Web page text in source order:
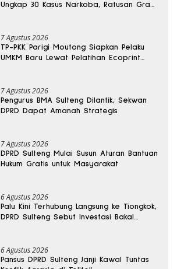
Ungkap 30 Kasus Narkoba, Ratusan Gram
7 Agustus 2026
TP-PKK Parigi Moutong Siapkan Pelaku
UMKM Baru Lewat Pelatihan Ecoprint
7 Agustus 2026
Pengurus BMA Sulteng Dilantik, Sekwan
DPRD Dapat Amanah Strategis
7 Agustus 2026
DPRD Sulteng Mulai Susun Aturan Bantuan
Hukum Gratis untuk Masyarakat
6 Agustus 2026
Palu Kini Terhubung Langsung ke Tiongkok,
DPRD Sulteng Sebut Investasi Bakal
6 Agustus 2026
Pansus DPRD Sulteng Janji Kawal Tuntas